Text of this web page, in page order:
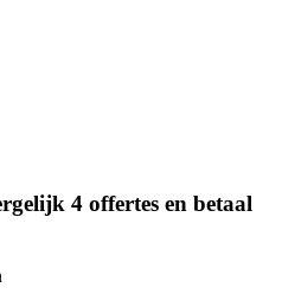
4 offertes en betaal